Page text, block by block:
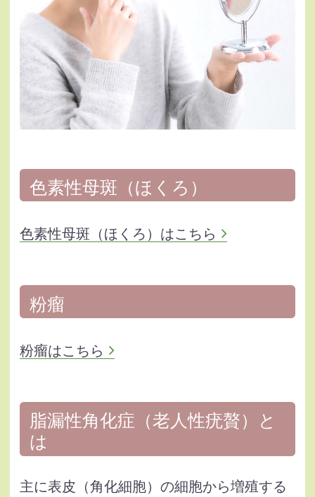
色素性母斑（ほくろ）
色素性母斑（ほくろ）はこちら
粉瘤
粉瘤はこちら
脂漏性角化症（老人性疣贅）と
は
主に表皮（角化細胞）の細胞から増殖する